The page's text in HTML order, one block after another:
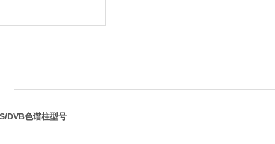
DVB色谱柱型号